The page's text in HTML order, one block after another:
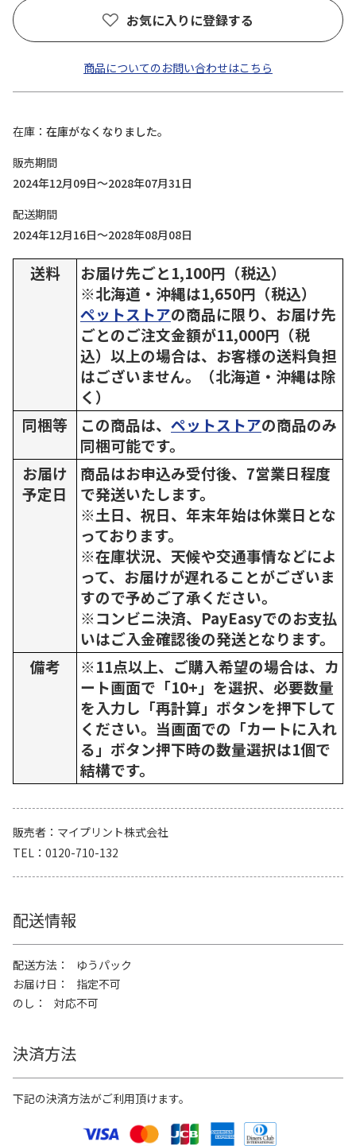
お気に入りに登録する
商品についてのお問い合わせはこちら
在庫
在庫がなくなりました。
販売期間
2024年12月09日～2028年07月31日
配送期間
2024年12月16日～2028年08月08日
送料
お届け先ごと1,100円（税込）
※北海道・沖縄は1,650円（税込）
ペットストアの商品に限り、お届け先
ごとのご注文金額が11,000円（税
込）以上の場合は、お客様の送料負担
はございません。（北海道・沖縄は除
く）
同梱等
この商品は、 ペットストアの商品のみ
同梱可能です。
お届け
予定日
商品はお申込み受付後、7営業日程度
で発送いたします。
※土日、祝日、年末年始は休業日とな
っております。
※在庫状況、天候や交通事情などによ
って、お届けが遅れることがございま
すので予めご了承ください。
※コンビニ決済、PayEasyでのお支払
いはご入金確認後の発送となります。
備考
※11点以上、ご購入希望の場合は、カ
ート画面で「10+」を選択、必要数量
を入力し「再計算」ボタンを押下して
ください。当画面での「カートに入れ
る」ボタン押下時の数量選択は1個で
結構です。
販売者
マイプリント株式会社
TEL
0120-710-132
配送情報
配送方法
ゆうパック
お届け日
指定不可
のし
対応不可
決済方法
下記の決済方法がご利用頂けます。